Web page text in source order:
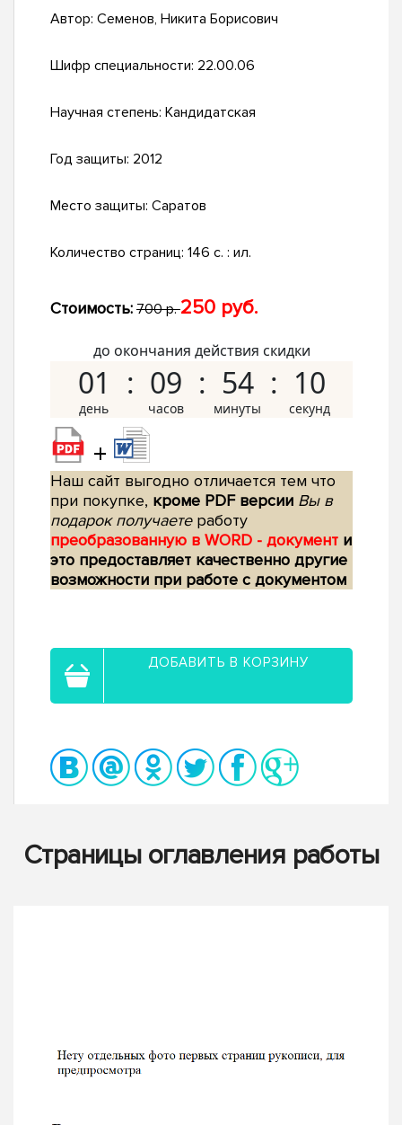
Автор: Семенов, Никита Борисович
Шифр специальности: 22.00.06
Научная степень: Кандидатская
Год защиты: 2012
Место защиты: Саратов
Количество страниц: 146 с. : ил.
Стоимость: 700 р.250 руб.
до окончания действия скидки
01 09 54 09
+
Наш сайт выгодно отличается тем что
при покупке, кроме PDF версии Вы в
подарок получаетеработу
преобразованную в WORD - документ и
это предоставляет качественно другие
возможности при работе с документом
ДОБАВИТЬ В КОРЗИНУ
Страницы оглавления работы